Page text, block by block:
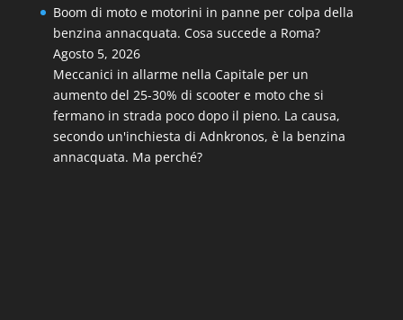
Boom di moto e motorini in panne per colpa della
benzina annacquata. Cosa succede a Roma?
Agosto 5, 2026
Meccanici in allarme nella Capitale per un
aumento del 25-30% di scooter e moto che si
fermano in strada poco dopo il pieno. La causa,
secondo un'inchiesta di Adnkronos, è la benzina
annacquata. Ma perché?